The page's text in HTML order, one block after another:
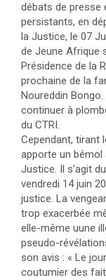
débats de presse
persistants, en
la Justice, le 07
de Jeune Afrique
Présidence de la
prochaine de la
Noureddin
continuer à
du CTRI.
Cependant, tirant
apporte un
Justice. Il s’agit
vendredi 14 juin
justice. La
trop exacerbée
elle-même uune
pseudo-
son avis : « Le
coutumier des